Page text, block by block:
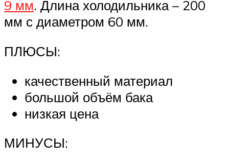
9 мм. Длина холодильника – 200
мм с диаметром 60 мм.
ПЛЮСЫ:
качественный материал
большой объём бака
низкая цена
МИНУСЫ: